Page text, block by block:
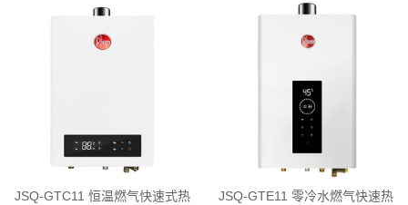
JSQ-GTC11 恒温燃气快速式热
JSQ-GTE11 零冷水燃气快速热